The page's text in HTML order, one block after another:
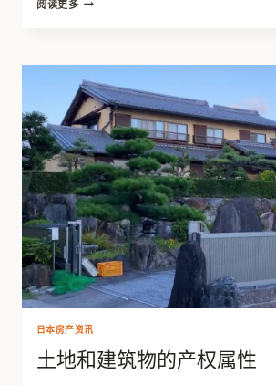
阅读更多
房
产
的
费
用
清
单
日本房产资讯
土地和建筑物的产权属性